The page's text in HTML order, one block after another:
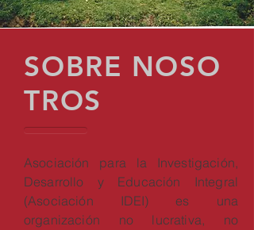
SOBRE NOSO
TROS
Asociación para la Investigación,
Desarrollo y Educación Integral
(Asociación IDEI) es una
organización no lucrativa, no